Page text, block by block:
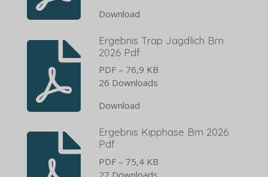
Download
Ergebnis Trap Jagdlich Bm
2026 Pdf
PDF – 76,9 KB
26 Downloads
Download
Ergebnis Kipphase Bm 2026
Pdf
PDF – 75,4 KB
27 Downloads